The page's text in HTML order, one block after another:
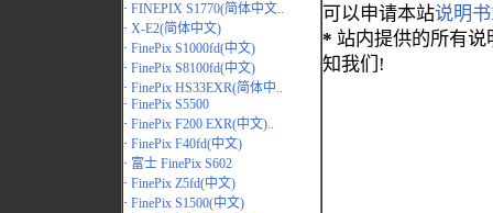
· FINEPIX S1770(简体中文..
· X-E2(简体中文)
· FinePix S1000fd(中文)
· FinePix S8100fd(中文)
· FinePix HS33EXR(简体中..
· FinePix S5500
· FinePix F200 EXR(中文)..
· FinePix F40fd(中文)
· 富士 FinePix S602
· FinePix Z5fd(中文)
· FinePix S1500(中文)
可以申请本站说明
* 站内提供的所有
知我们!